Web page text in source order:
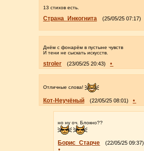
13 стихов есть.
Страна_Инкогнита (25/05/25 07:17)
Днём с фонарём в пустыне чувств
И тени не сыскать искусств.
stroler (23/05/25 20:43) •
Отличные слова!
Кот-Неучёный (22/05/25 08:01) •
но ну оч. Блокно??
Борис_Старче (22/05/25 09:37)
•